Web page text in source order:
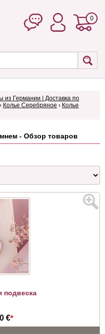
0
из Германии | Доставка по
› Колье Серебряное › Колье
- Обзор товаров
подвеска
€*